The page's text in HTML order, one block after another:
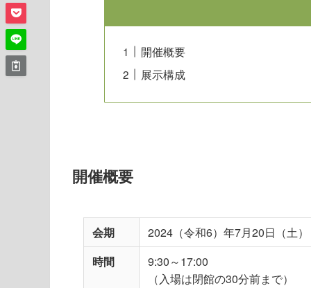
開催概要
展示構成
開催概要
会期
2024（令和6）年7月20日（土
時間
9:30～17:00
（入場は閉館の30分前まで）